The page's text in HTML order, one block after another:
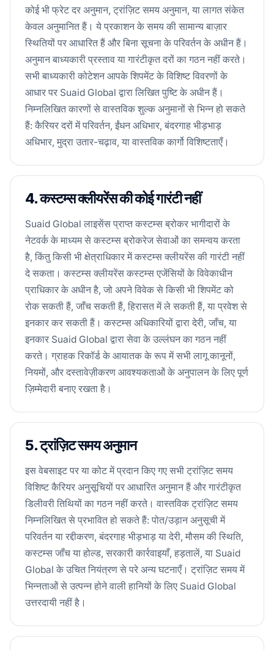
कोई भी फ्रेट दर अनुमान, ट्रांज़िट समय अनुमान, या लागत संकेत
केवल अनुमानित हैं। ये प्रकाशन के समय की सामान्य बाज़ार
स्थितियों पर आधारित हैं और बिना सूचना के परिवर्तन के अधीन हैं।
अनुमान बाध्यकारी प्रस्ताव या गारंटीकृत दरों का गठन नहीं करते।
सभी बाध्यकारी कोटेशन आपके शिपमेंट के विशिष्ट विवरणों के
आधार पर Suaid Global द्वारा लिखित पुष्टि के अधीन हैं।
निम्नलिखित कारणों से वास्तविक शुल्क अनुमानों से भिन्न हो सकते
हैं: कैरियर दरों में परिवर्तन, ईंधन अधिभार, बंदरगाह भीड़भाड़
अधिभार, मुद्रा उतार-चढ़ाव, या वास्तविक कार्गो विशिष्टताएँ।
4. कस्टम्स क्लीयरेंस की कोई गारंटी नहीं
Suaid Global लाइसेंस प्राप्त कस्टम्स ब्रोकर भागीदारों के
नेटवर्क के माध्यम से कस्टम्स ब्रोकरेज सेवाओं का समन्वय करता
है, किंतु किसी भी क्षेत्राधिकार में कस्टम्स क्लीयरेंस की गारंटी नहीं
दे सकता। कस्टम्स क्लीयरेंस कस्टम्स एजेंसियों के विवेकाधीन
प्राधिकार के अधीन है, जो अपने विवेक से किसी भी शिपमेंट को
रोक सकती हैं, जाँच सकती हैं, हिरासत में ले सकती हैं, या प्रवेश से
इनकार कर सकती हैं। कस्टम्स अधिकारियों द्वारा देरी, जाँच, या
इनकार Suaid Global द्वारा सेवा के उल्लंघन का गठन नहीं
करते। ग्राहक रिकॉर्ड के आयातक के रूप में सभी लागू कानूनों,
नियमों, और दस्तावेज़ीकरण आवश्यकताओं के अनुपालन के लिए पूर्ण
ज़िम्मेदारी बनाए रखता है।
5. ट्रांज़िट समय अनुमान
इस वेबसाइट पर या कोट में प्रदान किए गए सभी ट्रांज़िट समय
विशिष्ट कैरियर अनुसूचियों पर आधारित अनुमान हैं और गारंटीकृत
डिलीवरी तिथियों का गठन नहीं करते। वास्तविक ट्रांज़िट समय
निम्नलिखित से प्रभावित हो सकते हैं: पोत/उड़ान अनुसूची में
परिवर्तन या रद्दीकरण, बंदरगाह भीड़भाड़ या देरी, मौसम की स्थिति,
कस्टम्स जाँच या होल्ड, सरकारी कार्रवाइयाँ, हड़तालें, या Suaid
Global के उचित नियंत्रण से परे अन्य घटनाएँ। ट्रांज़िट समय में
भिन्नताओं से उत्पन्न होने वाली हानियों के लिए Suaid Global
उत्तरदायी नहीं है।